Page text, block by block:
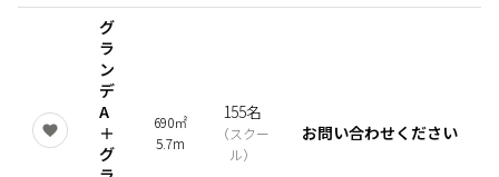
グ
ラ
ン
デ
A
＋
グ
690㎡
5.7m
155名
（スクー
ル）
お問い合わせください